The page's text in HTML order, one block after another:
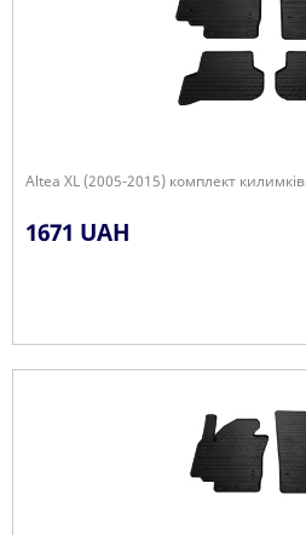
Altea XL (2005-2015) комплект
1671 UAH